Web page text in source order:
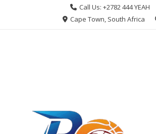
Call Us: +2782 444 YEAH
Cape Town, South Africa